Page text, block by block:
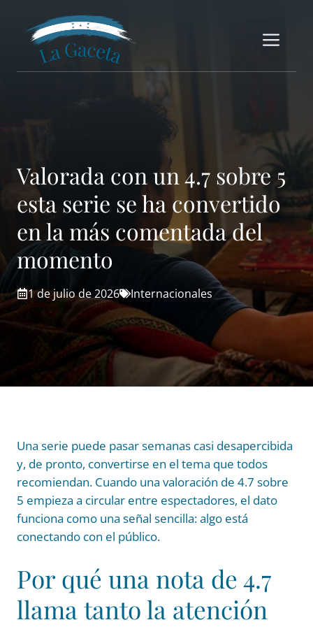
contenido
Valorada con un 4.7 sobre 5
esta serie se ha convertido
en la más comentada del
momento
1 de julio de 2026 Internacionales
Una serie puede pasar semanas casi desapercibida
y, de pronto, convertirse en el tema que todos
recomiendan. Cuando una valoración de 4.7 sobre
5 empieza a circular entre espectadores, el dato
funciona como una señal sencilla: algo está
conectando con el público.
Por qué una nota de 4.7
llama tanto la atención